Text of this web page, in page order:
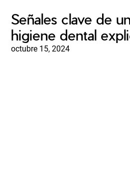
Señales clave de
higiene dental
octubre 15, 2024